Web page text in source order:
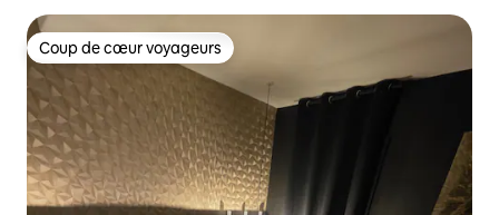
Coup de cœur voyageurs
Coup de cœur voyageurs